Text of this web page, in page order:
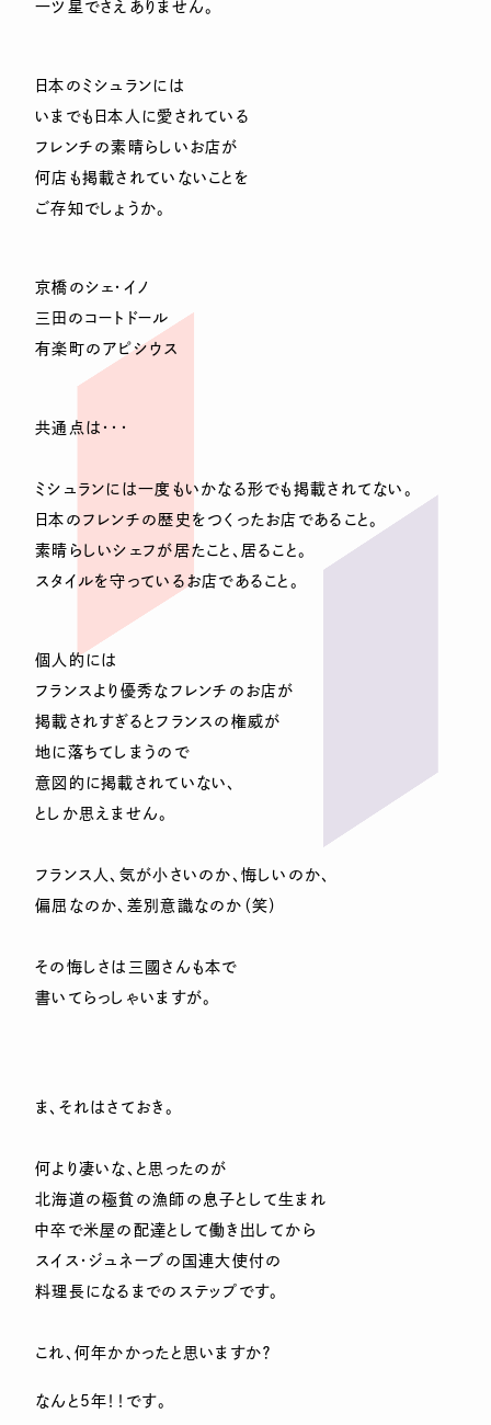
一ツ星でさえありません。
日本のミシュランには
いまでも日本人に愛されている
フレンチの素晴らしいお店が
何店も掲載されていないことを
ご存知でしょうか。
京橋のシェ・イノ
三田のコートドール
有楽町のアピシウス
共通点は・・・
ミシュランには一度もいかなる形でも掲載されてない。
日本のフレンチの歴史をつくったお店であること。
素晴らしいシェフが居たこと、居ること。
スタイルを守っているお店であること。
個人的には
フランスより優秀なフレンチのお店が
掲載されすぎるとフランスの権威が
地に落ちてしまうので
意図的に掲載されていない、
としか思えません。
フランス人、気が小さいのか、悔しいのか、
偏屈なのか、差別意識なのか（笑）
その悔しさは三國さんも本で
書いてらっしゃいますが。
ま、それはさておき。
何より凄いな、と思ったのが
北海道の極貧の漁師の息子として生まれ
中卒で米屋の配達として働き出してから
スイス・ジュネーブの国連大使付の
料理長になるまでのステップです。
これ、何年かかったと思いますか？
なんと5年！！です。